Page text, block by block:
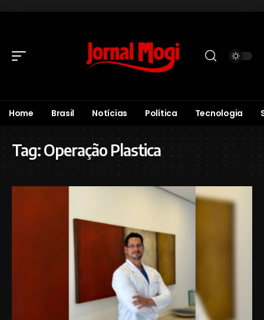
Home Brasil Notícias Política Tecnologia
Tag:Operação Plastica